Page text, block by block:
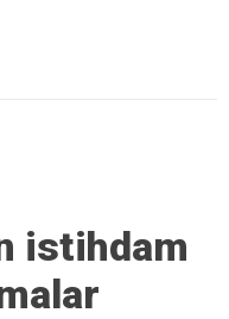
istihdam